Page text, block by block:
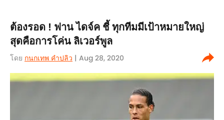
ต้องรอด ! ฟาน ไดจ์ค ชี้ ทุกทีมมีเป้าหมายใหญ่
สุดคือการโค่น ลิเวอร์พูล
โดย กนกเทพ คำปลิว | Aug 28, 2020